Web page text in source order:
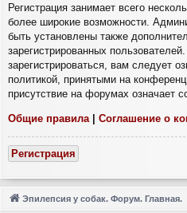
Регистрация занимает всего
более широкие возможности.
быть установлены также
зарегистрированных
зарегистрироваться, вам следует
политикой, принятыми на
присутствие на форумах означает
Общие правила | Соглашение о
Регистрация
Эпилепсия у собак. Форум. Главная.